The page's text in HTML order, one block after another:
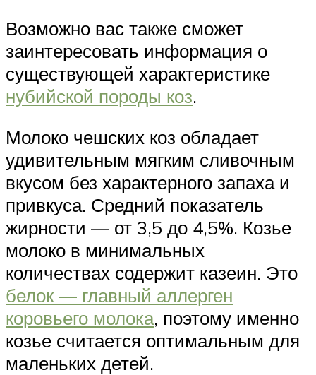
Возможно вас также сможет
заинтересовать информация о
существующей характеристике
нубийской породы коз.
Молоко чешских коз обладает
удивительным мягким сливочным
вкусом без характерного запаха и
привкуса. Средний показатель
жирности — от 3,5 до 4,5%. Козье
молоко в минимальных
количествах содержит казеин. Это
белок — главный аллерген
коровьего молока, поэтому именно
козье считается оптимальным для
маленьких детей.